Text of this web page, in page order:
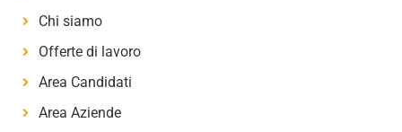
Chi siamo
Offerte di lavoro
Area Candidati
Area Aziende